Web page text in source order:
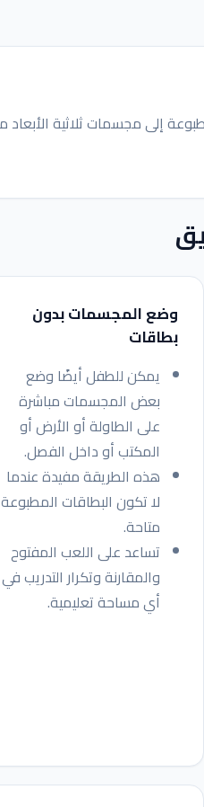
وضع المجسمات بدون
بطاقات
يمكن للطفل أيضًا وضع
بعض المجسمات مباشرة
على الطاولة أو الأرض أو
المكتب أو داخل الفصل.
هذه الطريقة مفيدة عندما
لا تكون البطاقات المطبوعة
متاحة.
تساعد على اللعب المفتوح
والمقارنة وتكرار التدريب في
أي مساحة تعليمية.